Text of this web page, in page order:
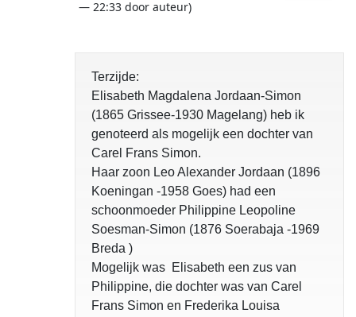
— 22:33 door auteur)
Terzijde:
Elisabeth Magdalena Jordaan-Simon
(1865 Grissee-1930 Magelang) heb ik
genoteerd als mogelijk een dochter van
Carel Frans Simon.
Haar zoon Leo Alexander Jordaan (1896
Koeningan -1958 Goes) had een
schoonmoeder Philippine Leopoline
Soesman-Simon (1876 Soerabaja -1969
Breda )
Mogelijk was Elisabeth een zus van
Philippine, die dochter was van Carel
Frans Simon en Frederika Louisa